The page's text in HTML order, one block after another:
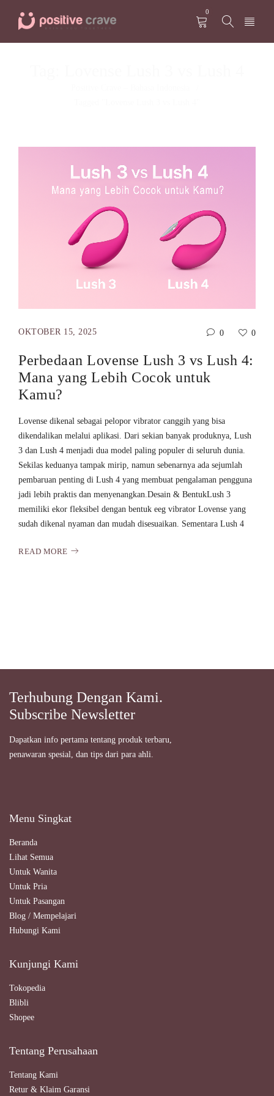
0
OKTOBER 15, 2025 0 0
Perbedaan Lovense Lush 3 vs Lush 4:
Mana yang Lebih Cocok untuk
Kamu?
Lovense dikenal sebagai pelopor vibrator canggih yang bisa
dikendalikan melalui aplikasi. Dari sekian banyak produknya, Lush
3 dan Lush 4 menjadi dua model paling populer di seluruh dunia.
Sekilas keduanya tampak mirip, namun sebenarnya ada sejumlah
pembaruan penting di Lush 4 yang membuat pengalaman pengguna
jadi lebih praktis dan menyenangkan.Desain & BentukLush 3
memiliki ekor fleksibel dengan bentuk eeg vibrator Lovense yang
sudah dikenal nyaman dan mudah disesuaikan. Sementara Lush 4
READ MORE
Terhubung Dengan Kami.
Subscribe Newsletter
Dapatkan info pertama tentang produk terbaru,
penawaran spesial, dan tips dari para ahli.
Menu Singkat
Beranda
Lihat Semua
Untuk Wanita
Untuk Pria
Untuk Pasangan
Blog / Mempelajari
Hubungi Kami
Kunjungi Kami
Tokopedia
Blibli
Shopee
Tentang Perusahaan
Tentang Kami
Retur & Klaim Garansi